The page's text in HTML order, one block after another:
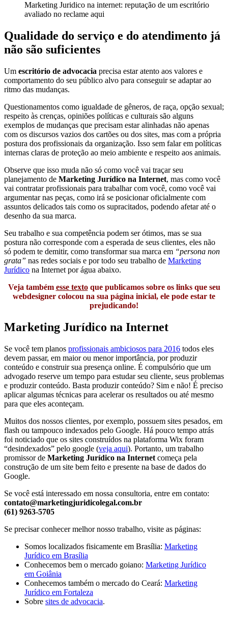
Marketing Juridico na internet: reputação de um escritório
avaliado no reclame aqui
Qualidade do serviço e do atendimento já
não são suficientes
Um escritório de advocacia precisa estar atento aos valores e
comportamento do seu público alvo para conseguir se adaptar ao
ritmo das mudanças.
Questionamentos como igualdade de gêneros, de raça, opção sexual;
respeito às crenças, opiniões políticas e culturais são alguns
exemplos de mudanças que precisam estar alinhadas não apenas
com os discursos vazios dos cartões ou dos sites, mas com a própria
postura dos profissionais da organização. Isso sem falar em políticas
internas claras de proteção ao meio ambiente e respeito aos animais.
Observe que isso muda não só como você vai traçar seu
planejamento de Marketing Jurídico na Internet, mas como você
vai contratar profissionais para trabalhar com você, como você vai
argumentar nas peças, como irá se posicionar oficialmente com
assuntos delicados tais como os supracitados, podendo afetar até o
desenho da sua marca.
Seu trabalho e sua competência podem ser ótimos, mas se sua
postura não corresponde com a esperada de seus clientes, eles não
só podem te demitir, como transformar sua marca em “persona non
grata” nas redes sociais e por todo seu trabalho de Marketing
Jurídico na Internet por água abaixo.
Veja também esse textoque publicamos sobre os links que seu
webdesigner colocou na sua página inicial, ele pode estar te
prejudicando!
Marketing Jurídico na Internet
Se você tem planos profissionais ambiciosos para 2016 todos eles
devem passar, em maior ou menor importância, por produzir
conteúdo e construir sua presença online. É compulsório que um
advogado reserve um tempo para estudar seu cliente, seus problemas
e produzir conteúdo. Basta produzir conteúdo? Sim e não! É preciso
aplicar algumas técnicas para acelerar os resultados ou até mesmo
para que eles aconteçam.
Muitos dos nossos clientes, por exemplo, possuem sites pesados, em
flash ou tampouco indexados pelo Google. Há pouco tempo atrás
foi noticiado que os sites construídos na plataforma Wix foram
“desindexados” pelo google (veja aqui). Portanto, um trabalho
promissor de Marketing Jurídico na Internet começa pela
construção de um site bem feito e presente na base de dados do
Google.
Se você está interessado em nossa consultoria, entre em contato:
contato@marketingjuridicolegal.com.br
(61) 9263-5705
Se precisar conhecer melhor nosso trabalho, visite as páginas:
Somos localizados fisicamente em Brasília: Marketing
Jurídico em Brasília
Conhecemos bem o mercado goiano: Marketing Jurídico
em Goiânia
Conhecemos também o mercado do Ceará: Marketing
Jurídico em Fortaleza
Sobre sites de advocacia.